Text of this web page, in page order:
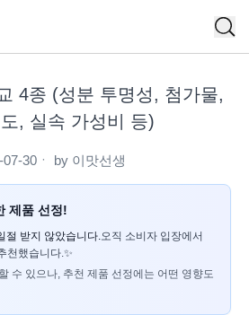
4종 (성분 투명성, 첨가물,
, 실속 가성비 등)
07-30ㆍ by 이맛선생
제품 선정!
절 받지 않았습니다.오직 소비자 입장에서
천했습니다.✨
수 있으나, 추천 제품 선정에는 어떤 영향도